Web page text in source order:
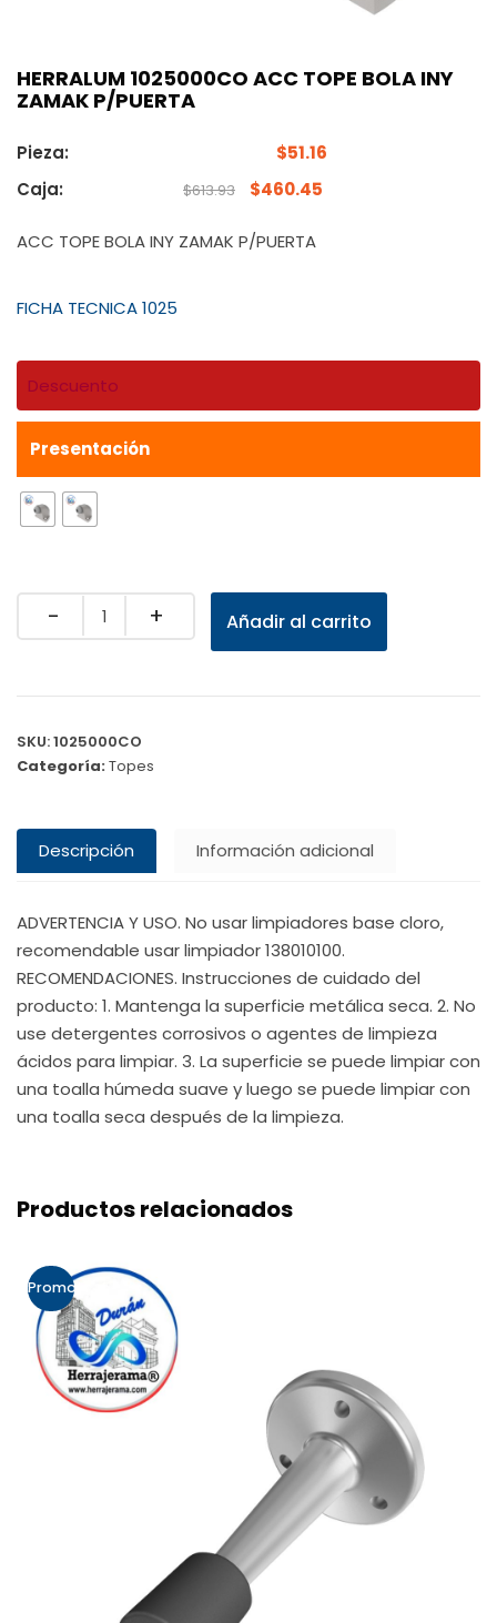
HERRALUM 1025000CO ACC TOPE BOLA INY
ZAMAK P/PUERTA
Pieza: $51.16
Caja:
$613.93 $460.45
ACC TOPE BOLA INY ZAMAK P/PUERTA
FICHA TECNICA 1025
Descuento
Presentación
Quantity Añadir al carrito
SKU:1025000CO
Categoría:Topes
Descripción Información adicional
ADVERTENCIA Y USO. No usar limpiadores base cloro,
recomendable usar limpiador 138010100.
RECOMENDACIONES. Instrucciones de cuidado del
producto: 1. Mantenga la superficie metálica seca. 2. No
use detergentes corrosivos o agentes de limpieza
ácidos para limpiar. 3. La superficie se puede limpiar con
una toalla húmeda suave y luego se puede limpiar con
una toalla seca después de la limpieza.
Productos relacionados
Promo!